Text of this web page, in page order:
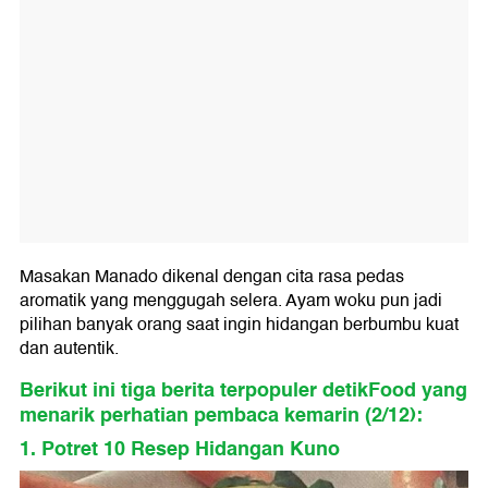
Masakan Manado dikenal dengan cita rasa pedas
aromatik yang menggugah selera. Ayam woku pun jadi
pilihan banyak orang saat ingin hidangan berbumbu kuat
dan autentik.
Berikut ini tiga berita terpopuler detikFood yang
menarik perhatian pembaca kemarin (2/12):
1. Potret 10 Resep Hidangan Kuno